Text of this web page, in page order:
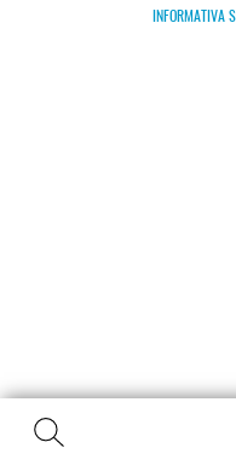
INFORMATIVA